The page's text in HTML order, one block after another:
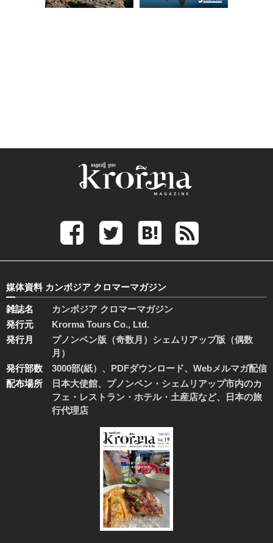
媒体資料 カンボジア クロマーマガジン
雑誌名
カンボジア クロマーマガジン
発行元
Krorma Tours Co., Ltd.
発行月
プノンペン版（奇数月）シェムリアップ版（偶数
月）
発行部数
3000部(紙）、PDFダウンロード、Webメルマガ配信
配布場所
日本大使館、プノンペン・シェムリアップ市内のカ
フェ・レストラン・ホテル・土産店など、日本の旅
行代理店